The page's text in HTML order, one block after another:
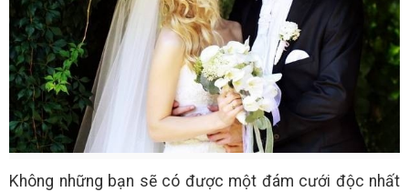
Không những bạn sẽ có được một đám cưới độc nhất